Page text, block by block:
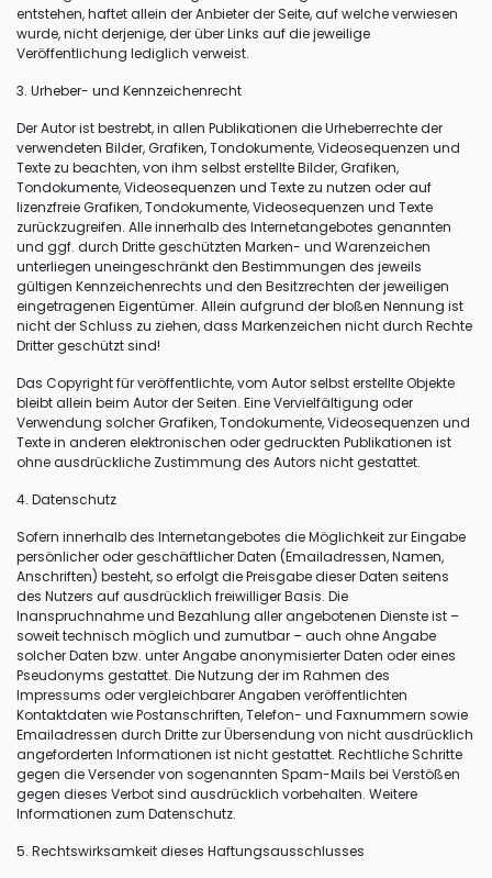
entstehen, haftet allein der Anbieter der Seite, auf welche verwiesen
wurde, nicht derjenige, der über Links auf die jeweilige
Veröffentlichung lediglich verweist.
3. Urheber- und Kennzeichenrecht
Der Autor ist bestrebt, in allen Publikationen die Urheberrechte der
verwendeten Bilder, Grafiken, Tondokumente, Videosequenzen und
Texte zu beachten, von ihm selbst erstellte Bilder, Grafiken,
Tondokumente, Videosequenzen und Texte zu nutzen oder auf
lizenzfreie Grafiken, Tondokumente, Videosequenzen und Texte
zurückzugreifen. Alle innerhalb des Internetangebotes genannten
und ggf. durch Dritte geschützten Marken- und Warenzeichen
unterliegen uneingeschränkt den Bestimmungen des jeweils
gültigen Kennzeichenrechts und den Besitzrechten der jeweiligen
eingetragenen Eigentümer. Allein aufgrund der bloßen Nennung ist
nicht der Schluss zu ziehen, dass Markenzeichen nicht durch Rechte
Dritter geschützt sind!
Das Copyright für veröffentlichte, vom Autor selbst erstellte Objekte
bleibt allein beim Autor der Seiten. Eine Vervielfältigung oder
Verwendung solcher Grafiken, Tondokumente, Videosequenzen und
Texte in anderen elektronischen oder gedruckten Publikationen ist
ohne ausdrückliche Zustimmung des Autors nicht gestattet.
4. Datenschutz
Sofern innerhalb des Internetangebotes die Möglichkeit zur Eingabe
persönlicher oder geschäftlicher Daten (Emailadressen, Namen,
Anschriften) besteht, so erfolgt die Preisgabe dieser Daten seitens
des Nutzers auf ausdrücklich freiwilliger Basis. Die
Inanspruchnahme und Bezahlung aller angebotenen Dienste ist –
soweit technisch möglich und zumutbar – auch ohne Angabe
solcher Daten bzw. unter Angabe anonymisierter Daten oder eines
Pseudonyms gestattet. Die Nutzung der im Rahmen des
Impressums oder vergleichbarer Angaben veröffentlichten
Kontaktdaten wie Postanschriften, Telefon- und Faxnummern sowie
Emailadressen durch Dritte zur Übersendung von nicht ausdrücklich
angeforderten Informationen ist nicht gestattet. Rechtliche Schritte
gegen die Versender von sogenannten Spam-Mails bei Verstößen
gegen dieses Verbot sind ausdrücklich vorbehalten. Weitere
Informationen zum Datenschutz.
5. Rechtswirksamkeit dieses Haftungsausschlusses